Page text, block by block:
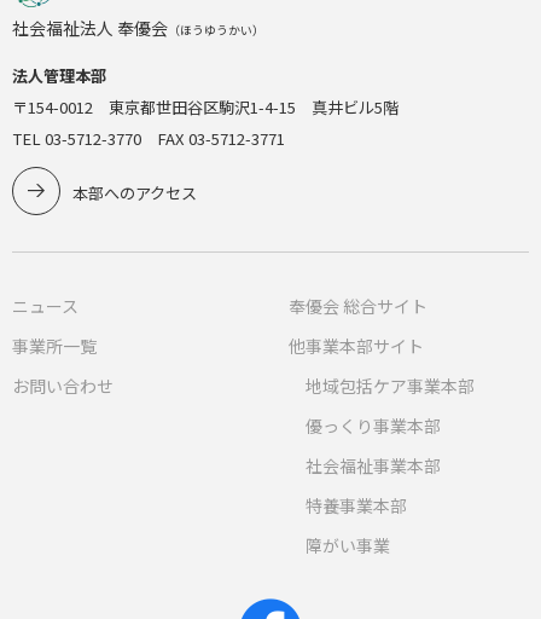
社会福祉法人 奉優会 （ほうゆうかい）
法人管理本部
〒154-0012 東京都世田谷区駒沢1-4-15 真井ビル5階
TEL 03-5712-3770 FAX 03-5712-3771
本部へのアクセス
ニュース
事業所一覧
お問い合わせ
奉優会 総合サイト
他事業本部サイト
地域包括ケア事業本部
優っくり事業本部
社会福祉事業本部
特養事業本部
障がい事業